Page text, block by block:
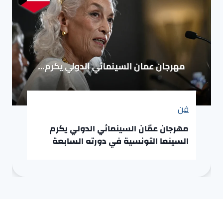
فن
مهرجان عمّان السينمائي الدولي يكرم
السينما التونسية في دورته السابعة